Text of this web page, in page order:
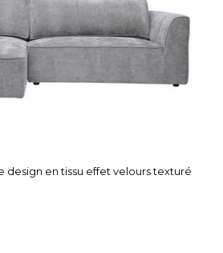
design en tissu effet velours texturé